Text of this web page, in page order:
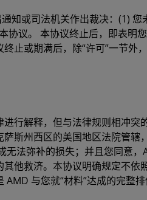
知或司法机关作出裁决：(1) 您
协议。 本协议终止后，即表明
止或期满后，除“许可”一节外
行解释，但与法律规则相冲突
斯州西区的美国地区法院管辖
法弥补的损失；并且您同意，
他救济。本协议明确规定不依
与您就“材料”达成的完整